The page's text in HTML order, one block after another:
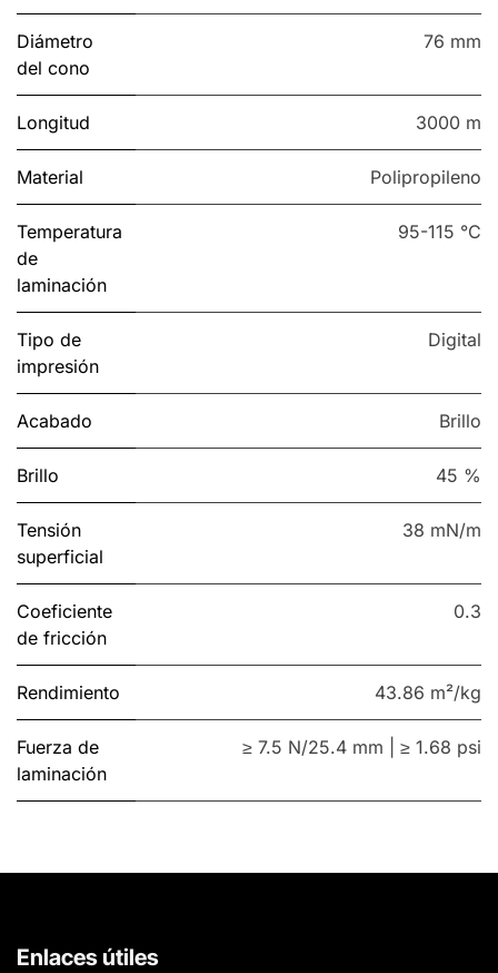
Diámetro
del cono
76 mm
Longitud 3000 m
Material Polipropileno
Temperatura
de
laminación
95-115 °C
Tipo de
impresión
Digital
Acabado Brillo
Brillo 45 %
Tensión
superficial
38 mN/m
Coeficiente
de fricción
0.3
Rendimiento 43.86 m²/kg
Fuerza de
laminación
≥ 7.5 N/25.4 mm | ≥ 1.68 psi
Enlaces útiles